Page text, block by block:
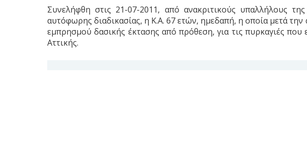
Συνελήφθη στις 21-07-2011, από ανακριτικούς υπαλλήλους
αυτόφωρης διαδικασίας, η Κ.Α. 67 ετών, ημεδαπή, η οποία μετά
εμπρησμού δασικής έκτασης από πρόθεση, για τις πυρκαγιές
Αττικής.